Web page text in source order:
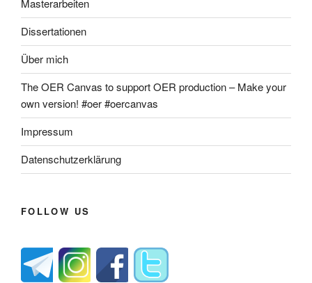
Masterarbeiten
Dissertationen
Über mich
The OER Canvas to support OER production – Make your
own version! #oer #oercanvas
Impressum
Datenschutzerklärung
FOLLOW US